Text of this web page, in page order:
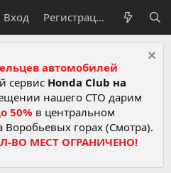
Вход Регистрация
автомобилей
сервис Honda Club на
нашего СТО дарим
50% в центральном
горах (Смотра).
ВО МЕСТ ОГРАНИЧЕНО!